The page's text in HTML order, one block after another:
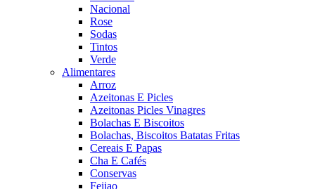
Nacional
Rose
Sodas
Tintos
Verde
Alimentares
Arroz
Azeitonas E Picles
Azeitonas Picles Vinagres
Bolachas E Biscoitos
Bolachas, Biscoitos Batatas Fritas
Cereais E Papas
Cha E Cafés
Conservas
Feijao